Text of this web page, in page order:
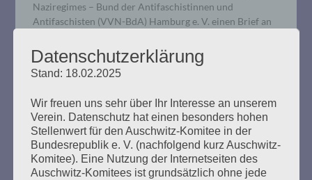
Naziregimes – Bund der Antifaschistinnen und
Antifaschisten (VVN-BdA) Hamburg e. V. einen Brief an
neben dem Wort Antisemitismus auch das Wort
Antiziganismus in die sogenannte Antifaklausel
aufgenommen wird.
mehr ...
Datenschutzerklärung
Stand: 18.02.2025
Wir freuen uns sehr über Ihr Interesse an unserem
Verein. Datenschutz hat einen besonders hohen
Stellenwert für den Auschwitz-Komitee in der
Bundesrepublik e. V. (nachfolgend kurz Auschwitz-
Komitee). Eine Nutzung der Internetseiten des
Auschwitz-Komitees ist grundsätzlich ohne jede